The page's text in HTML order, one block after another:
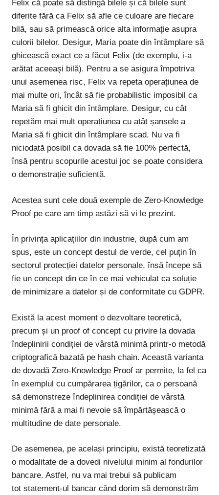
Felix că poate să distingă bilele și că bilele sunt
diferite fără ca Felix să afle ce culoare are fiecare
bilă, sau să primească orice alta informație asupra
culorii bilelor. Desigur, Maria poate din întâmplare să
ghicească exact ce a făcut Felix (de exemplu, i-a
arătat aceeași bilă). Pentru a se asigura împotriva
unui asemenea risc, Felix va repeta operațiunea de
mai multe ori, încât să fie probabilistic imposibil ca
Maria să fi ghicit din întâmplare. Desigur, cu cât
repetăm mai mult operațiunea cu atât șansele a
Maria să fi ghicit din întâmplare scad. Nu va fi
niciodată posibil ca dovada să fie 100% perfectă,
însă pentru scopurile acestui joc se poate considera
o demonstrație suficientă.
Acestea sunt cele două exemple de Zero-Knowledge
Proof pe care am timp astăzi să vi le prezint.
În privința aplicațiilor din industrie, după cum am
spus, este un concept destul de verde, cel puțin în
sectorul protecției datelor personale, însă începe să
fie un concept din ce în ce mai vehiculat ca soluție
de minimizare a datelor și de conformitate cu GDPR.
Există la acest moment o dezvoltare teoretică,
precum și un proof of concept cu privire la dovada
îndeplinirii condiției de vârstă minimă printr-o metodă
criptografică bazată pe hash chain. Această varianta
de dovadă Zero-Knowledge Proof ar permite, la fel ca
în exemplul cu cumpărarea țigărilor, ca o persoană
să demonstreze îndeplinirea condiției de vârstă
minimă fără a mai fi nevoie să împărtășească o
multitudine de date personale.
De asemenea, pe același principiu, există teoretizată
o modalitate de a dovedi nivelului minim al fondurilor
bancare. Astfel, nu va mai trebui să publicam
tot statement-ul bancar când dorim să demonstrăm